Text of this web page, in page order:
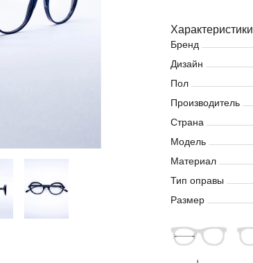
Характеристики
Бренд
Дизайн
Пол
Производитель
Страна
Модель
Материал
Тип оправы
Размер